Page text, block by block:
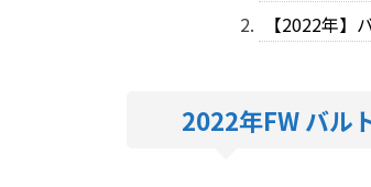
【2022年
2022年FW バル